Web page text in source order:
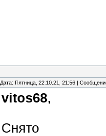
Дата: Пятница, 22.10.21, 21:56 |
vitos68,
Снято